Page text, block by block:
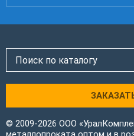
© 2009-2026 ООО